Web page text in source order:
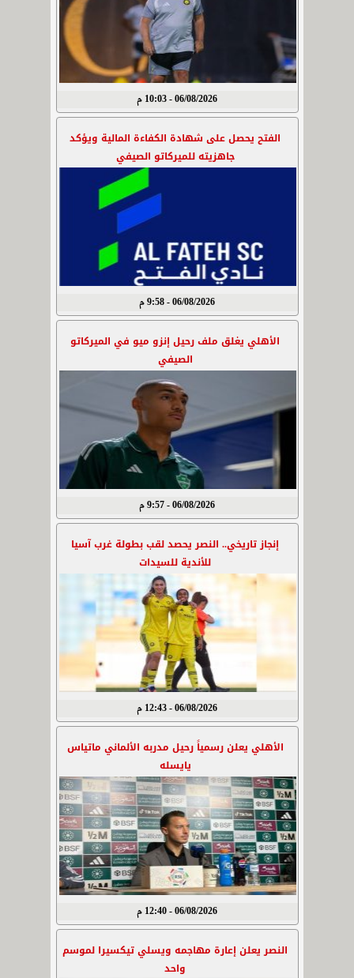
06/08/2026 - 10:03 م
الفتح يحصل على شهادة الكفاءة المالية ويؤكد
جاهزيته للميركاتو الصيفي
06/08/2026 - 9:58 م
الأهلي يغلق ملف رحيل إنزو ميو في الميركاتو
الصيفي
06/08/2026 - 9:57 م
إنجاز تاريخي.. النصر يحصد لقب بطولة غرب آسيا
للأندية للسيدات
06/08/2026 - 12:43 م
الأهلي يعلن رسمياً رحيل مدربه الألماني ماتياس
يايسله
06/08/2026 - 12:40 م
النصر يعلن إعارة مهاجمه ويسلي تيكسيرا لموسم
واحد